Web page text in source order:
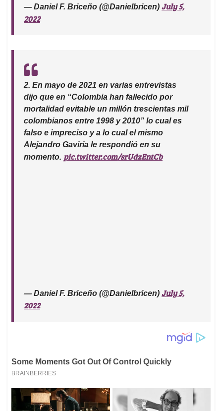
— Daniel F. Briceño (@Danielbricen) July 5,
2022
2. En mayo de 2021 en varias entrevistas
dijo que en “Colombia han fallecido por
mortalidad evitable un millón trescientas mil
colombianos entre 1998 y 2010” lo cual es
falso e impreciso y a lo cual el mismo
Alejandro Gaviria le respondió en su
momento. pic.twitter.com/srUdzEntCb
— Daniel F. Briceño (@Danielbricen) July 5,
2022